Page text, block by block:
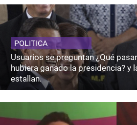
POLITICA
Usuarios se preguntan ¿Qué
hubiera ganado la presidencia? y
estallan.